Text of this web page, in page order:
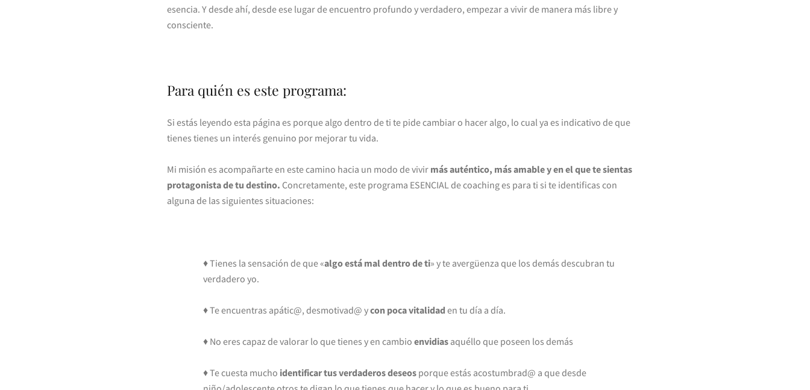
esencia. Y desde ahí, desde ese lugar de encuentro profundo y verdadero, empezar a vivir de manera más libre y
consciente.
Para quién es este programa:
Si estás leyendo esta página es porque algo dentro de ti te pide cambiar o hacer algo, lo cual ya es indicativo de que
tienes tienes un interés genuino por mejorar tu vida.
Mi misión es acompañarte en este camino hacia un modo de vivir más auténtico, más amable y en el que te sientas
protagonista de tu destino. Concretamente, este programa ESENCIAL de coaching es para ti si te identificas con
alguna de las siguientes situaciones:
♦ Tienes la sensación de que «algo está mal dentro de ti» y te avergüenza que los demás descubran tu
verdadero yo.
♦ Te encuentras apátic@, desmotivad@ ycon poca vitalidad en tu día a día.
♦ No eres capaz de valorar lo que tienes y en cambio envidias aquéllo que poseen los demás
♦ Te cuesta mucho identificar tus verdaderos deseos porque estás acostumbrad@ a que desde